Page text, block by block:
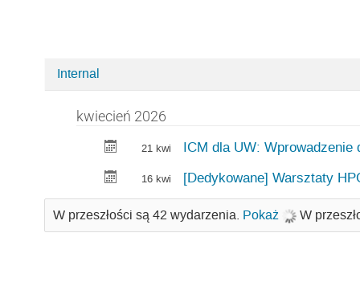
Categories
Internal
kwiecień 2026
21 kwi ICM dla UW: Wprowadzenie
16 kwi [Dedykowane] Warsztaty
W przeszłości są 42 wydarzenia. Pokaż W